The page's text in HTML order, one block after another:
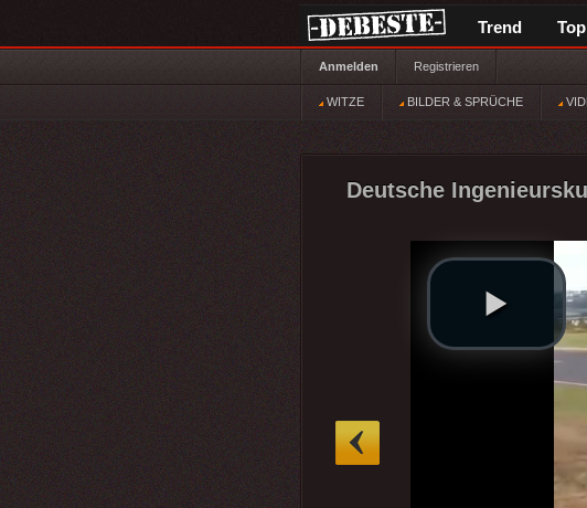
Trend Top
Anmelden Registrieren
WITZE BILDER & SPRÜCHE
Deutsche